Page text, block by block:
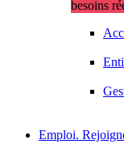
besoins
Emploi.